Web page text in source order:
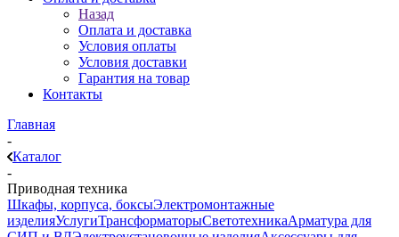
Назад
Оплата и доставка
Условия оплаты
Условия доставки
Гарантия на товар
Контакты
Главная
-
Каталог
-
Приводная техника
Шкафы, корпуса, боксыЭлектромонтажные
изделияУслугиТрансформаторыСветотехникаАрматура для